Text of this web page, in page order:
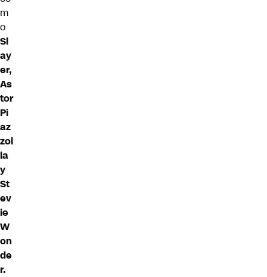
m
o
Sl
ay
er,
As
tor
Pi
az
zol
la
y
St
ev
ie
W
on
de
r.